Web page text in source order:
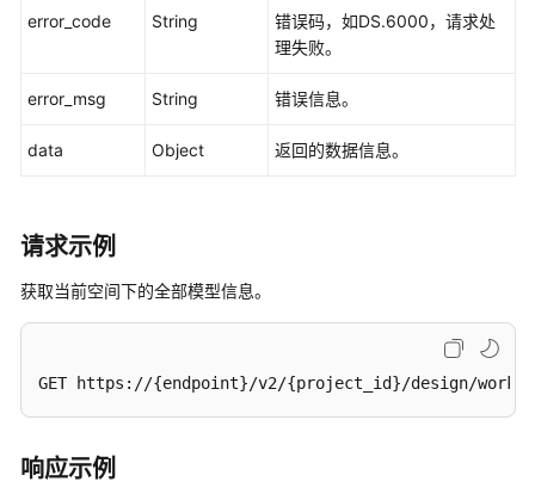
接
查
表
列
error_code String
错误码，如DS.6000，请求处
理失败。
error_msg String 错误信息。
data Object 返回的数据信息。
请求示例
获取当前空间下的全部模型信息。
GET https://{endpoint}/v2/{project_id}/design/
响应示例